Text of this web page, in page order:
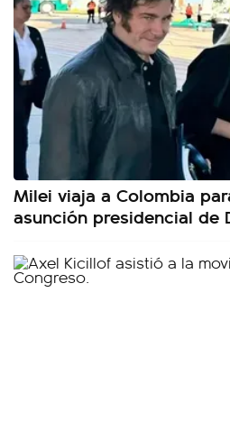
Milei viaja a Colombia
asunción presidencial de